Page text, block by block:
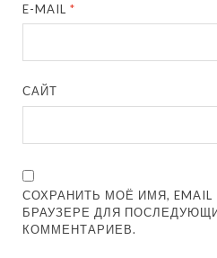
E-MAIL*
САЙТ
СОХРАНИТЬ МОЁ ИМЯ,
БРАУЗЕРЕ ДЛЯ
КОММЕНТАРИЕВ.